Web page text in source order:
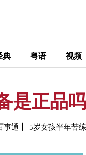
典 粤语 视频
是正品
事通 5岁女孩半年苦